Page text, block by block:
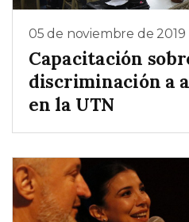
05 de noviembre de 2019
Capacitación
discriminación a
en la UTN